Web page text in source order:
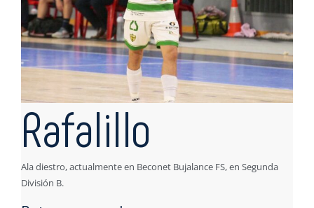
Rafalillo
Ala diestro, actualmente en Beconet Bujalance FS, en Segunda
División B.